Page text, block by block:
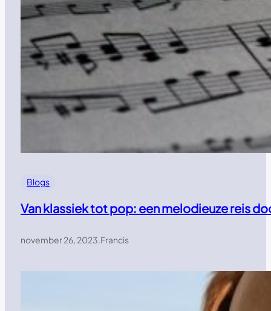
Blogs
Van klassiek tot pop: een melodieuze reis
november 26, 2023.Francis